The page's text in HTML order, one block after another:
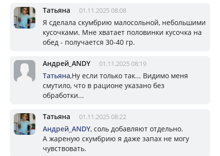
Татьяна 01.11.2025 08:08
Я сделала скумбрию малосольной, небольшими
кусочками. Мне хватает половинки кусочка на
обед - получается 30-40 гр.
Андрей_ANDY 01.11.2025 08:19
Татьяна,Ну если только так... Видимо меня
смутило, что в рационе указано без
обработки...
Татьяна 01.11.2025 08:22
Андрей_ANDY, соль добавляют отдельно.
А жареную скумбрию я даже запах не могу
чувствовать.